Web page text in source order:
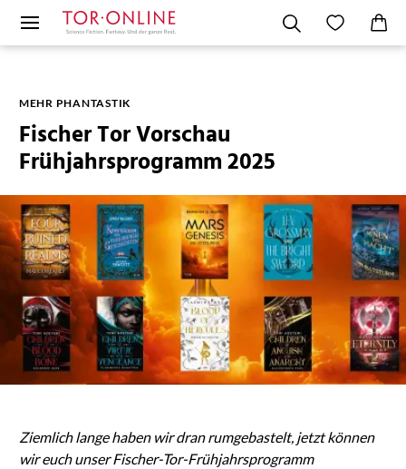
MEHR PHANTASTIK
Fischer Tor Vorschau
Frühjahrsprogramm 2025
Ziemlich lange haben wir dran rumgebastelt, jetzt können
wir euch unser Fischer-Tor-Frühjahrsprogramm